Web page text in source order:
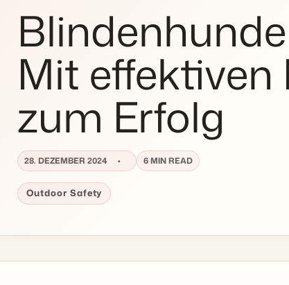
Mit
zum Erfolg
28. DEZEMBER 2024 6 MIN READ
Outdoor Safety